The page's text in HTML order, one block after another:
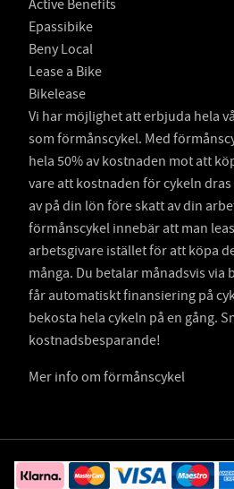
Active Benefits
Epassibike
Beny Local
Lease a Bike
Bikelease
Vi har möjlighet att erbjuda hela
som förmånscykel. Med
hela 50% av kostnaden mot att
vare att kostnaden för cykeln dras
av på din lön före skatt av din
förmånscykel innebär att man
arbetsgivare istället för att köpa
många. Du betalar månadsvis via
får automatiskt finansiering på
bekosta hela cykeln på en gång.
kostnadsbesparande!
Mer info om förmånscykel